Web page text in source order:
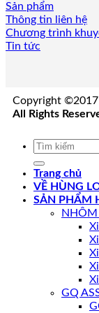
Sản phẩm
Thông tin liên hệ
Chương trình
Tin tức
Copyright ©2017
All Rights
Tìm
Trang chủ
VỀ HÙNG
SẢN PHẨM
NHÔM
GQ